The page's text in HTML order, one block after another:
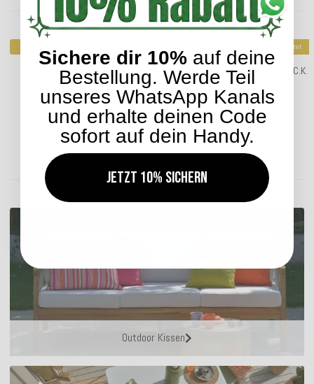
Kunden kauften dazu folgende Artikel:
Top bewertet
H.O.C.K. Belma Kissen 50x50cm multicolor boho
ab28,04 €*
Lieferzeit: ca. 5-7 Werktage
Top bewertet
ENTDECKEN SIE UNSER SORTIMENT
Outdoor Kissen
Sichere dir 10% auf deine
Bestellung. Werde Teil
unseres WhatsApp Kanals
und erhalte deinen Code
sofort auf dein Handy.
Jetzt 10% sichern